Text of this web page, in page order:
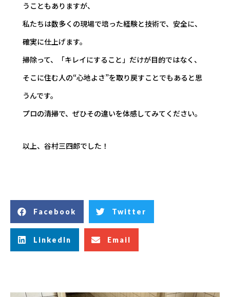
うこともありますが、
私たちは数多くの現場で培った経験と技術で、安全に、
確実に仕上げます。
掃除って、「キレイにすること」だけが目的ではなく、
そこに住む人の“心地よさ”を取り戻すことでもあると思
うんです。
プロの清掃で、ぜひその違いを体感してみてください。
以上、谷村三四郎でした！
Facebook Twitter
LinkedIn Email